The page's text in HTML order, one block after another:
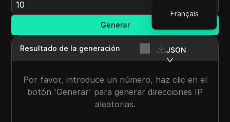
Français
Generar
Resultado de la generación JSON
Por favor, introduce un número, haz clic en el
botón 'Generar' para generar direcciones IP
aleatorias.